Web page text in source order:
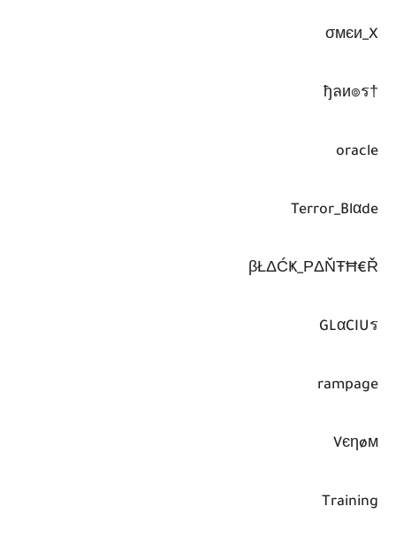
σмєи_X
†ђลи๏ร
oracle
Terror_Blαde
βŁΔĆҜ_РΔŇŦĦ€Ř
GLαCIUร
rampage
Vєηøм
Training